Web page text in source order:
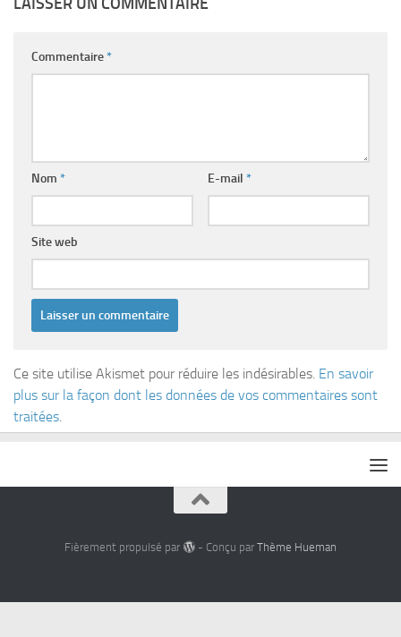
Commentaire*
Nom * E-mail *
Site web
Ce site utilise Akismet pour réduire les indésirables. En savoir
plus sur la façon dont les données de vos commentaires sont
traitées.
Fièrement propulsé par - Conçu par Thème Hueman